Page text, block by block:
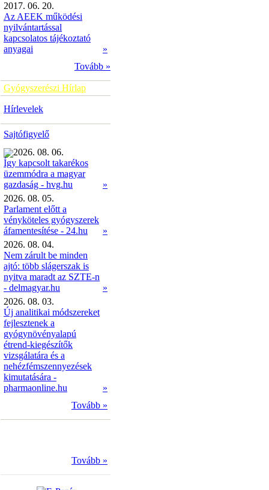
2017. 06. 20.
Az AEEK működési
nyilvántartással
kapcsolatos tájékoztató
anyagai
»
Tovább »
Gyógyszerészi Hírlap
Hírlevelek
Sajtófigyelő
2026. 08. 06.
Így kapcsolt takarékos
üzemmódra a magyar
gazdaság - hvg.hu
»
2026. 08. 05.
Parlament előtt a
vényköteles gyógyszerek
áfamentesítése - 24.hu
»
2026. 08. 04.
Nem zárult be minden
ajtó: több slágerszak is
nyitva maradt az SZTE-n
- delmagyar.hu
»
2026. 08. 03.
Új analitikai módszereket
fejlesztenek a
gyógynövényalapú
étrend-kiegészítők
vizsgálatára és a
nehézfémszennyezések
kimutatására -
pharmaonline.hu
»
Tovább »
Tovább »